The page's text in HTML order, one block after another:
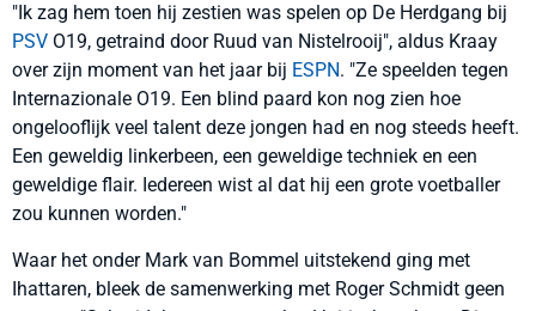
"Ik zag hem toen hij zestien was spelen op De Herdgang bij
PSV O19, getraind door Ruud van Nistelrooij", aldus Kraay
over zijn moment van het jaar bij ESPN. "Ze speelden tegen
Internazionale O19. Een blind paard kon nog zien hoe
ongelooflijk veel talent deze jongen had en nog steeds heeft.
Een geweldig linkerbeen, een geweldige techniek en een
geweldige flair. Iedereen wist al dat hij een grote voetballer
zou kunnen worden."
Waar het onder Mark van Bommel uitstekend ging met
Ihattaren, bleek de samenwerking met Roger Schmidt geen